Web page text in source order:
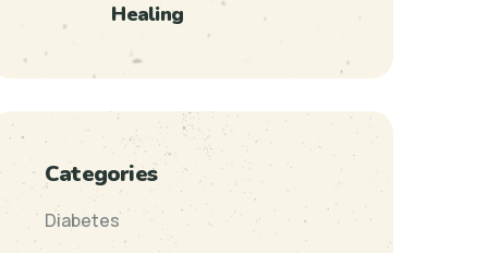
Healing
Categories
Diabetes